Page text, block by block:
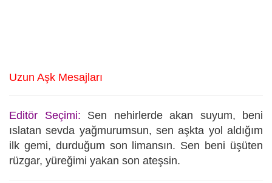
Uzun Aşk Mesajları
Editör Seçimi:
Sen nehirlerde akan suyum, beni
ıslatan sevda yağmurumsun, sen aşkta yol aldığım
ilk gemi, durduğum son limansın. Sen beni üşüten
rüzgar, yüreğimi yakan son ateşsin.